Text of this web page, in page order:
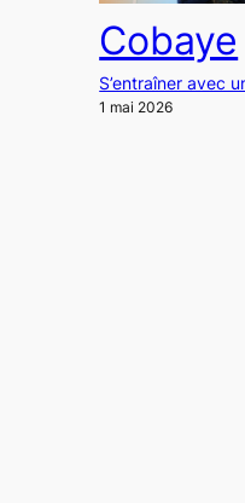
Cobaye
S’entraîner avec
1 mai 2026